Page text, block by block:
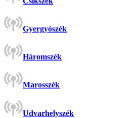
Gyergyószék
Háromszék
Marosszék
Udvarhelyszék